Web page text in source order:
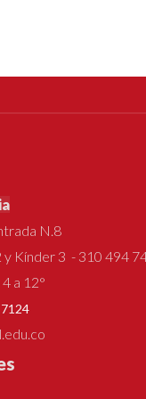
N.8
y Kínder 3 - 310 494
a 12°